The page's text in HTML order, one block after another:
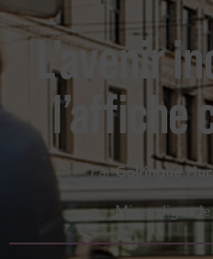
L’avenir
l’affiche
ParGolringue
Mis en ligne le